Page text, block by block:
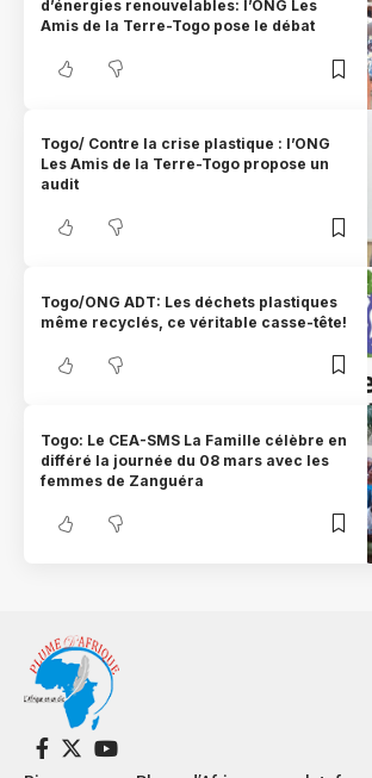
d’énergies renouvelables: l’ONG Les
Amis de la Terre-Togo pose le débat
Togo/ Contre la crise plastique : l’ONG
Les Amis de la Terre-Togo propose un
audit
Togo/ONG ADT: Les déchets plastiques
même recyclés, ce véritable casse-tête!
Togo: Le CEA-SMS La Famille célèbre en
différé la journée du 08 mars avec les
femmes de Zanguéra